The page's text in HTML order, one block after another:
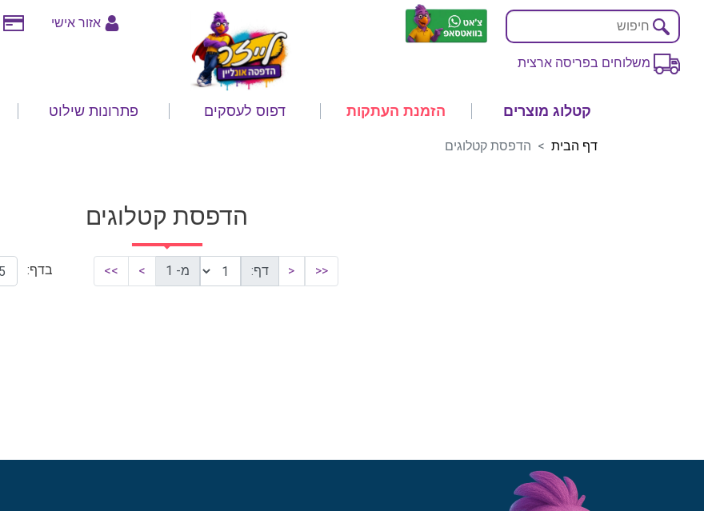
משלוחים בפריסה ארצית
אזור אישי
קטלוג מוצרים הזמנת העתקות דפוס לעסקים פתרונות שילוט
דף הבית הדפסת קטלוגים
הדפסת קטלוגים
<<
< דף: מ- 1 >
>> בדף: